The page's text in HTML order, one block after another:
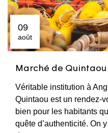
09
août
Marché de Quintaou
Véritable institution à
Quintaou est un rendez-
bien pour les habitants
quête d’authenticité. On